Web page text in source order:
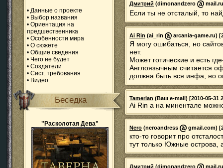
• Данные о проекте
• Выбор названия
• Ориентация на
предшественника
• Особенности мира
• О сюжете
• Общие сведения
• Чего не будет
• Создатели
• Сист. требования
• Видео
Беседка
"Расколотая Дева"
Дмитрий (dimonandzero
Если ты не отсталый, то
Ai Rin (ai_rin arcania-game.ru)
Я могу ошибаться, но
нет.
Может готические и есть
Англоязычным считается
должна быть вся инфа, но
Tamerlan (Ваш e-mail) [2010-05-31
Ai Rin а на минентале
Nero (neroandress gmail.com)
кто-то говорит про
тут только Южные острова,
Дмитрий (dimonandzero